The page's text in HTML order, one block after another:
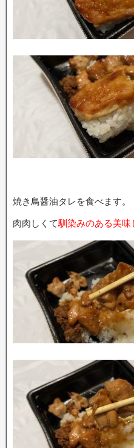
焼き鳥醤油タレを食べます。
肉肉しくて馴染みのある美味